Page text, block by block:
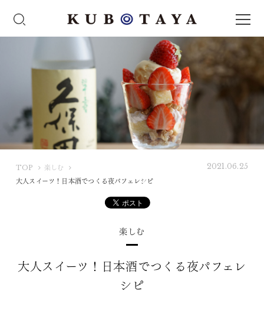
TOP
U
楽しむ
大人スイーツ！日本酒でつくる夜パフェレシピ
2021.06.25
楽しむ
大人スイーツ！日本酒でつくる夜パフェレ
シピ